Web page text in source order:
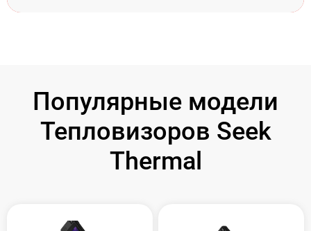
Популярные модели
Тепловизоров Seek
Thermal